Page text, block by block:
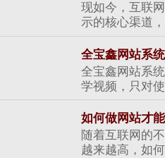
现如今，互联
示的核心渠道
全宝鑫网站系
全宝鑫网站系
学视频，只对
如何做网站才
随着互联网的
越来越高，如